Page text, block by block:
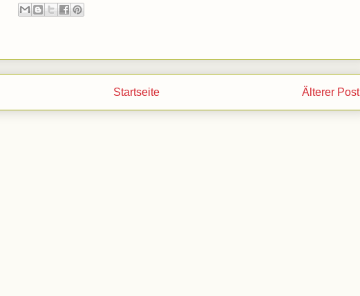
Älterer Post
Startseite